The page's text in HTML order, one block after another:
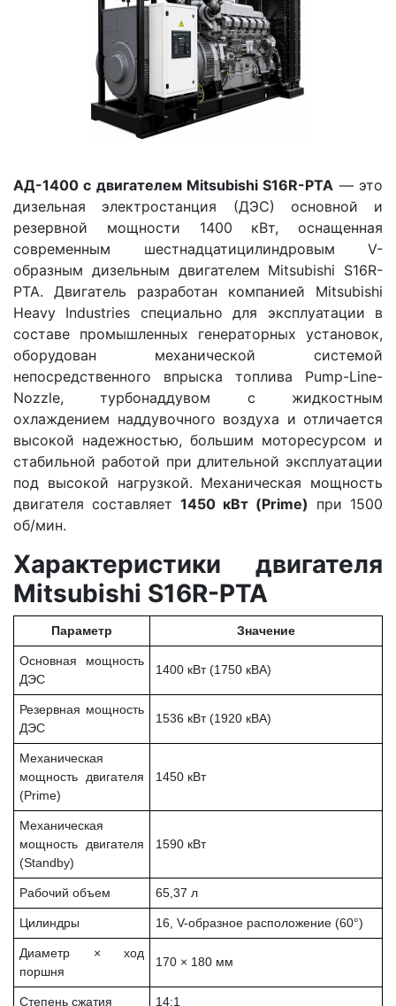
АД-1400 с двигателем Mitsubishi S16R-PTA — это
дизельная электростанция (ДЭС) основной и
резервной мощности 1400 кВт, оснащенная
современным шестнадцатицилиндровым V-
образным дизельным двигателем Mitsubishi S16R-
PTA. Двигатель разработан компанией Mitsubishi
Heavy Industries специально для эксплуатации в
составе промышленных генераторных установок,
оборудован механической системой
непосредственного впрыска топлива Pump-Line-
Nozzle, турбонаддувом с жидкостным
охлаждением наддувочного воздуха и отличается
высокой надежностью, большим моторесурсом и
стабильной работой при длительной эксплуатации
под высокой нагрузкой. Механическая мощность
двигателя составляет 1450 кВт (Prime) при 1500
об/мин.
Характеристики двигателя
Mitsubishi S16R-PTA
Параметр Значение
Основная мощность
ДЭС
1400 кВт (1750 кВА)
Резервная мощность
ДЭС
1536 кВт (1920 кВА)
Механическая
мощность двигателя
(Prime)
1450 кВт
Механическая
мощность двигателя
(Standby)
1590 кВт
Рабочий объем 65,37 л
Цилиндры 16, V-образное расположение (60°)
Диаметр × ход
поршня
170 × 180 мм
Степень сжатия 14:1